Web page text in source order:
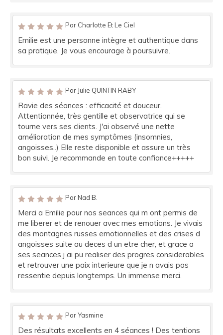
Par Charlotte Et Le Ciel
Emilie est une personne intègre et authentique dans
sa pratique. Je vous encourage à poursuivre.
Par Julie QUINTIN RABY
Ravie des séances : efficacité et douceur.
Attentionnée, très gentille et observatrice qui se
tourne vers ses clients. J'ai observé une nette
amélioration de mes symptômes (insomnies,
angoisses..) Elle reste disponible et assure un très
bon suivi. Je recommande en toute confiance+++++
Par Nad B.
Merci a Emilie pour nos seances qui m ont permis de
me liberer et de renouer avec mes emotions. Je vivais
des montagnes russes emotionnelles et des crises d
angoisses suite au deces d un etre cher, et grace a
ses seances j ai pu realiser des progres considerables
et retrouver une paix interieure que je n avais pas
ressentie depuis longtemps. Un immense merci.
Par Yasmine
Des résultats excellents en 4 séances ! Des tentions